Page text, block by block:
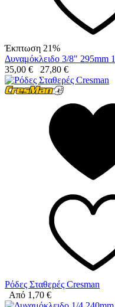
Έκπτωση 21%
Δυναμόκλειδο 3/8"
35,00 € 27,80 €
Ρόδες Σταθερές Cresman
Από 1,70 €